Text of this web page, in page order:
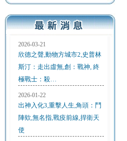
2026-03-21
欣德之聲,動物方城市2,史普林
斯汀：走出虛無,創：戰神, 終
極戰士：殺…
2026-01-22
出神入化3,重擊人生,角頭：鬥
陣欸,無名指,戰疫前線,捍衛天
使